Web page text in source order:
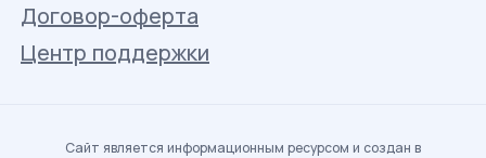
Договор-оферта
Центр поддержки
Сайт является информационным ресурсом и создан в